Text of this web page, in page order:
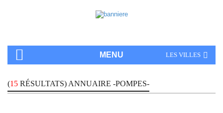
MENU LES VILLES
(15 RÉSULTATS) ANNUAIRE -POMPES-